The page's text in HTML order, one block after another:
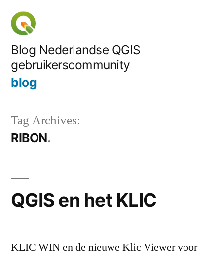
Skip
content
Blog Nederlandse QGIS
gebruikerscommunity
blog
Tag Archives:
RIBON
QGIS en het KLIC
KLIC WIN en de nieuwe Klic Viewer voor